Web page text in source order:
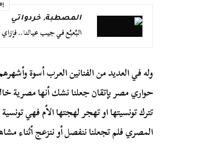
المصطبة,خردواتي
البُعبُع في جيب عيالنا..
وله في العديد من الفنانين العرب أسوة
حواري مصر بإتقان جعلنا نشك أنها مصرية
تترك تونسيتها او تهجر لهجتها الأم فهي
المصري فلم تجعلنا ننفصل أو ننزعج أثناء